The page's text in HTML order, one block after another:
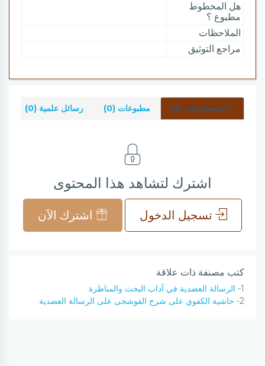
هل المخطوط
مطبوع ؟
الملاحظات
مراجع التوثيق
المخطوطات (3) مطبوعات (0) رسائل علمية (0)
اشترك لتشاهد هذا المحتوى
تسجيل الدخول اشترك الآن
كتب مصنفة ذات علاقة
1- الرسالة العضدية في آداب البحث والمناظرة
2- حاشية الكفوي على شرح القوشجى على الرسالة العضدية